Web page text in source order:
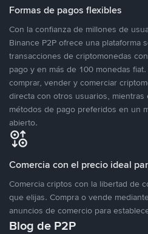
Formas de pagos flexibles
Con la confianza de millones de
Binance P2P ofrece una plataforma
transacciones de criptomonedas
pago y en más de 100 monedas
comprar, vender y comerciar
directa con otros usuarios,
métodos de pago preferidos en un
abierto.
Comercia con el precio ideal
Comercia criptos con la libertad de
que elijas. Compra o vende
anuncios de comercio para
Blog de P2P